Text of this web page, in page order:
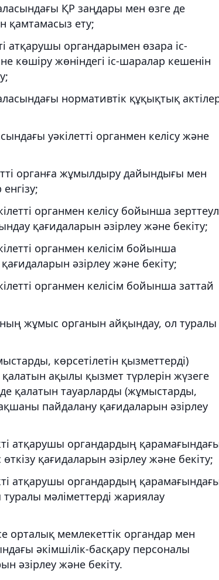
ҚР заңдары мен өзге де
қамтамасыз ету;
атқарушы органдарымен өзара іс-
көшіру жөніндегі іс-шаралар кешенін
нормативтік құқықтық
уәкілетті органмен келісу және
органға жұмылдыру дайындығы мен
органмен келісу бойынша
қағидаларын әзірлеу және бекіту;
органмен келісім бойынша
әзірлеу және бекіту;
органмен келісім бойынша заттай
жұмыс органын айқындау, ол туралы
көрсетілетін қызметтерді)
ақылы қызмет түрлерін жүзеге
қалатын тауарларды (жұмыстарды,
ақшаны пайдалану қағидаларын әзірлеу
атқарушы органдардың
қағидаларын әзірлеу және бекіту;
атқарушы органдардың
мәліметтерді жариялау
мемлекеттік органдар мен
әкімшілік-басқару персоналы
әзірлеу және бекіту.